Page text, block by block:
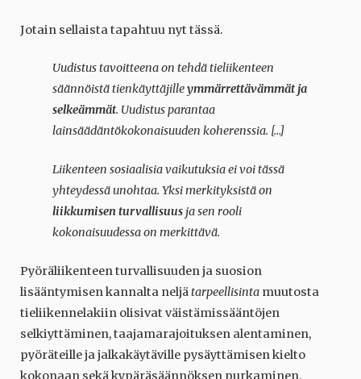
Jotain sellaista tapahtuu nyt tässä.
Uudistus tavoitteena on tehdä tieliikenteen
säännöistä tienkäyttäjilleymmärrettävämmät ja
selkeämmät. Uudistus parantaa
lainsäädäntökokonaisuuden koherenssia. […]
Liikenteen sosiaalisia vaikutuksia ei voi tässä
yhteydessä unohtaa. Yksi merkityksistä on
liikkumisen turvallisuus ja sen rooli
kokonaisuudessa on merkittävä.
Pyöräliikenteen turvallisuuden ja suosion
lisääntymisen kannalta neljä tarpeellisinta muutosta
tieliikennelakiin olisivat väistämissääntöjen
selkiyttäminen, taajamarajoituksen alentaminen,
pyöräteille ja jalkakäytäville pysäyttämisen kielto
kokonaan sekä kypäräsäännöksen purkaminen.